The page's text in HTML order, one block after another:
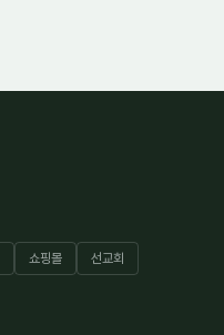
쇼핑몰 선교회